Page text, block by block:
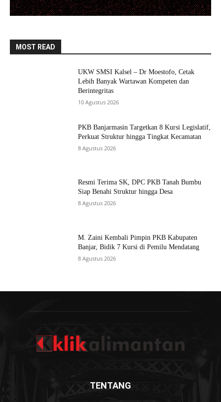
MOST READ
UKW SMSI Kalsel – Dr Moestofo, Cetak
Lebih Banyak Wartawan Kompeten dan
Berintegritas
10 Agustus 2026
PKB Banjarmasin Targetkan 8 Kursi Legislatif,
Perkuat Struktur hingga Tingkat Kecamatan
8 Agustus 2026
Resmi Terima SK, DPC PKB Tanah Bumbu
Siap Benahi Struktur hingga Desa
8 Agustus 2026
M. Zaini Kembali Pimpin PKB Kabupaten
Banjar, Bidik 7 Kursi di Pemilu Mendatang
8 Agustus 2026
TENTANG